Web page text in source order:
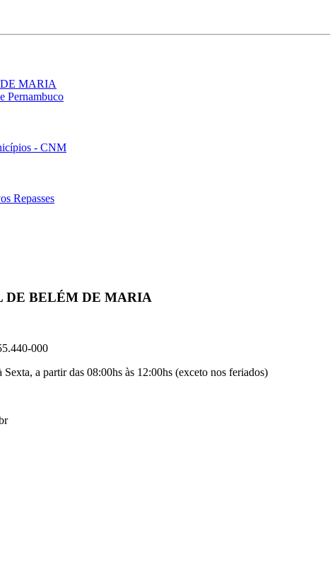
DE MARIA
Pernambuco
- CNM
Repasses
DE BELÉM DE MARIA
000
a partir das 08:00hs às 12:00hs (exceto nos feriados)